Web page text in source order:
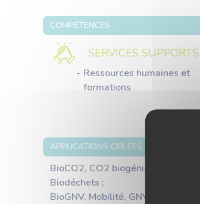
COMPÉTENCES
SERVICES SUPPORTS
Ressources humaines et
formations
APPLICATIONS CIBLÉES
BioCO2, CO2 biogénique ;
Biodéchets ;
BioGNV, Mobilité, GNV ;